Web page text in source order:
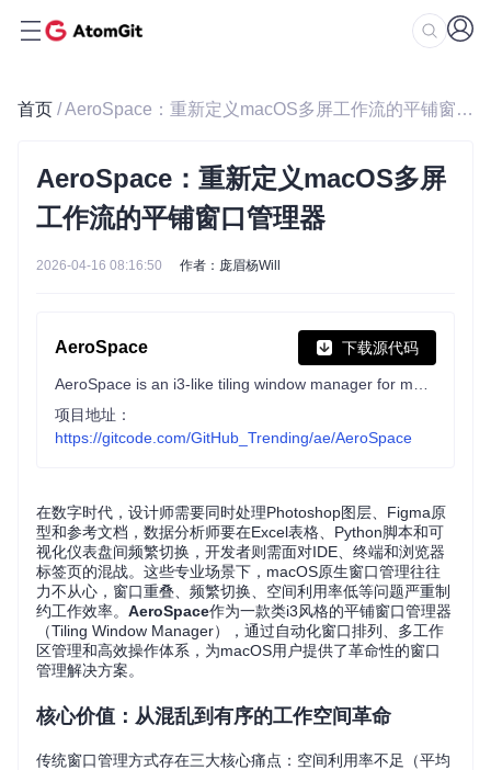
首页 / AeroSpace：重新定义macOS多屏工作流的平铺窗口管理器
AeroSpace：重新定义macOS多屏
工作流的平铺窗口管理器
2026-04-16 08:16:50 作者：庞眉杨Will
AeroSpace 下载源代码
项目地址：
https://gitcode.com/GitHub_Trending/ae/AeroSpace
在数字时代，设计师需要同时处理Photoshop图层、Figma原
型和参考文档，数据分析师要在Excel表格、Python脚本和可
视化仪表盘间频繁切换，开发者则需面对IDE、终端和浏览器
标签页的混战。这些专业场景下，macOS原生窗口管理往往
力不从心，窗口重叠、频繁切换、空间利用率低等问题严重制
约工作效率。 AeroSpace作为一款类i3风格的平铺窗口管理器
（Tiling Window Manager），通过自动化窗口排列、多工作
区管理和高效操作体系，为macOS用户提供了革命性的窗口
管理解决方案。
核心价值：从混乱到有序的工作空间革命
传统窗口管理方式存在三大核心痛点：空间利用率不足（平均